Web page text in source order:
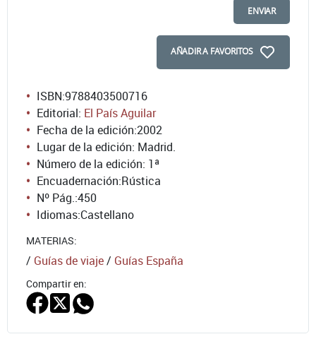
ENVIAR
AÑADIR A FAVORITOS
ISBN:9788403500716
Editorial: El País Aguilar
Fecha de la edición:2002
Lugar de la edición: Madrid.
Número de la edición: 1ª
Encuadernación:Rústica
Nº Pág.:450
Idiomas:Castellano
MATERIAS:
/ Guías de viaje/ Guías España
Compartir en: